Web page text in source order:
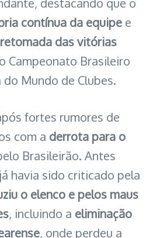
destacando que o
contínua da equipe e
retomada das vitórias
Campeonato Brasileiro
Mundo de Clubes.
fortes rumores de
com a derrota para o
Brasileirão. Antes
havia sido criticado pela
o elenco e pelos maus
, incluindo a eliminação
, onde perdeu a